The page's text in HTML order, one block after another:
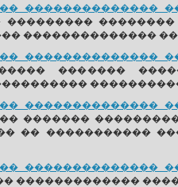
��������������
���������
��������������
��������������
�������
��������������
�������
�� �����������
��������������
�������������